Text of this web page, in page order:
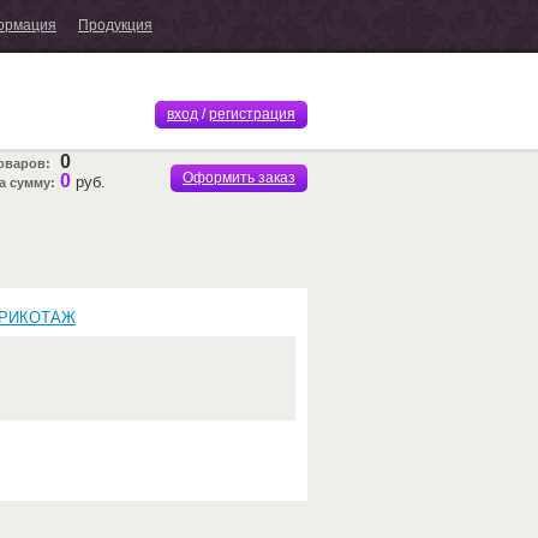
Продукция
вход/ регистрация
0
сумму: 0 руб. Оформить заказ